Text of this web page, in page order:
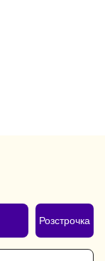
Розстрочка